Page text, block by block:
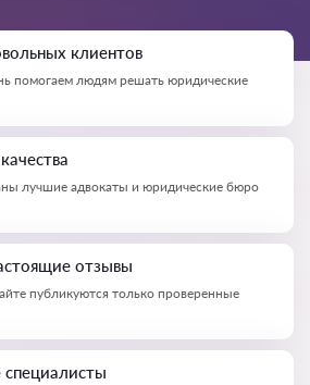
клиентов
помогаем людям решать юридические
лучшие адвокаты и юридические бюро
отзывы
публикуются только проверенные